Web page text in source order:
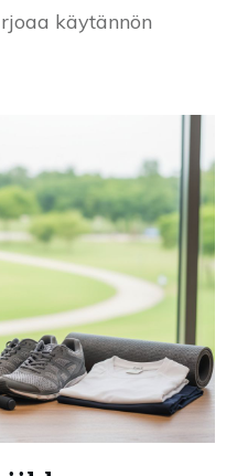
käytännön